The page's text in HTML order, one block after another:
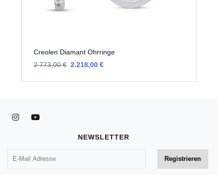
Creolen Diamant Ohrringe
2.218,00 €
2.773,00 €
NEWSLETTER